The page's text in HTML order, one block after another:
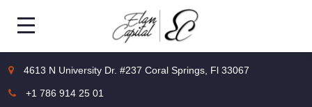
4613 N University Dr. #237 Coral Springs, Fl 33067
+1 786 914 25 01